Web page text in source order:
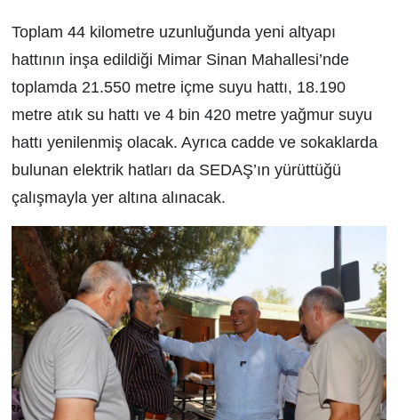
Toplam 44 kilometre uzunluğunda yeni altyapı
hattının inşa edildiği Mimar Sinan Mahallesi’nde
toplamda 21.550 metre içme suyu hattı, 18.190
metre atık su hattı ve 4 bin 420 metre yağmur suyu
hattı yenilenmiş olacak. Ayrıca cadde ve sokaklarda
bulunan elektrik hatları da SEDAŞ’ın yürüttüğü
çalışmayla yer altına alınacak.